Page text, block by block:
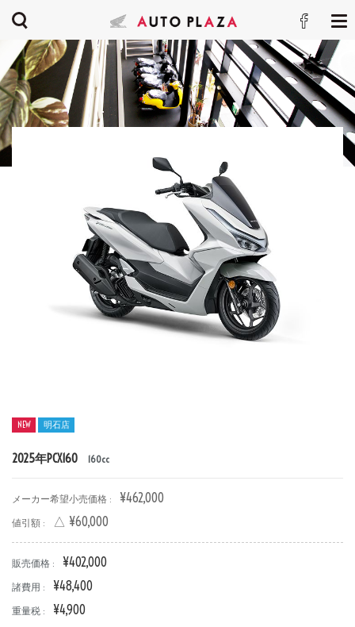
NEW 明石店
2025年PCX160 160cc
メーカー希望小売価格 : ¥462,000
値引額 : △ ¥60,000
販売価格 : ¥402,000
諸費用 : ¥48,400
重量税 : ¥4,900